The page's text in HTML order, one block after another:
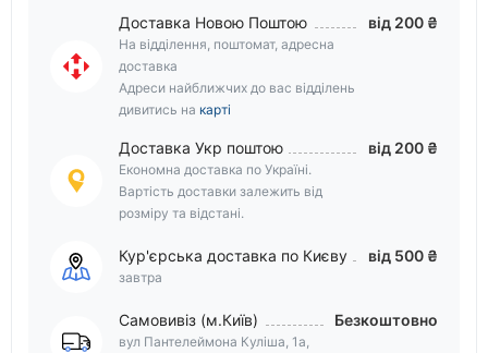
Доставка Новою Поштою
На відділення, поштомат, адресна
доставка
Адреси найближчих до вас відділень
дивитись на карті
від 200 ₴
Доставка Укр поштою
Економна доставка по Україні.
Вартість доставки залежить від
розміру та відстані.
від 200 ₴
Кур'єрська доставка по Києву
завтра
від 500 ₴
Самовивіз (м.Київ)
вул Пантелеймона Куліша, 1а,
Безкоштовно